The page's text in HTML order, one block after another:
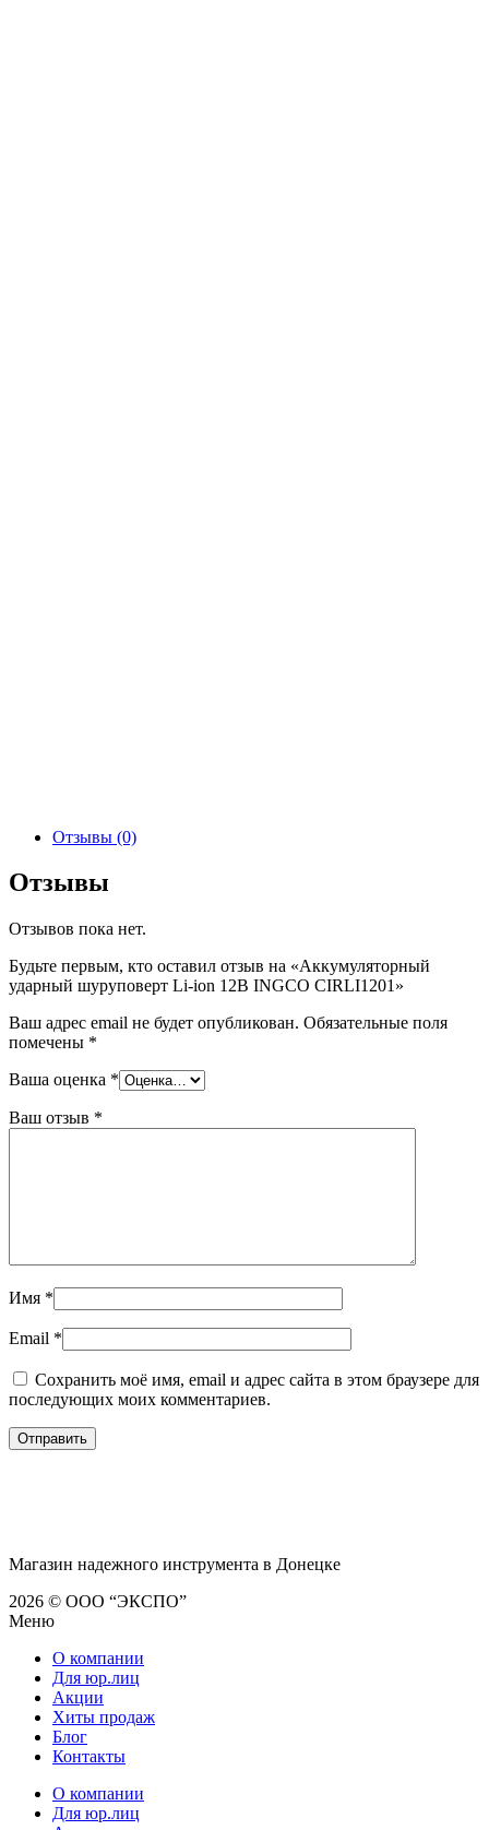
Отзывы (0)
Отзывы
Отзывов пока нет.
Будьте первым, кто оставил отзыв на «Аккумуляторный
ударный шуруповерт Li-ion 12В INGCO CIRLI1201»
Ваш адрес email не будет опубликован. Обязательные поля
помечены *
Ваша оценка *
Ваш отзыв *
Имя *
Email *
Сохранить моё имя, email и адрес сайта в этом браузере для
последующих моих комментариев.
Магазин надежного инструмента в Донецке
2026 © ООО “ЭКСПО”
Меню
О компании
Для юр.лиц
Акции
Хиты продаж
Блог
Контакты
О компании
Для юр.лиц